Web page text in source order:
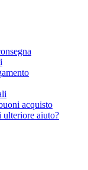
acquisto
aiuto?